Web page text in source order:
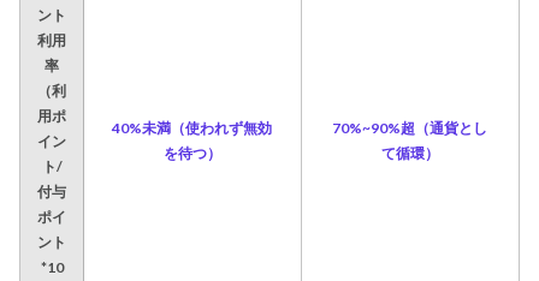
ント
利用
率
（利
用ポ
イン
ト/
付与
ポイ
ント
*10
40%未満（使われず無効
を待つ）
70%~90%超（通貨とし
て循環）